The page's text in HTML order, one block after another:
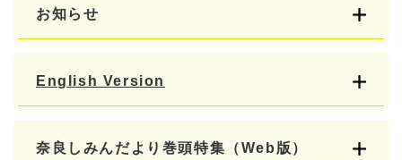
お知らせ
English Version
奈良しみんだより巻頭特集（Web版）